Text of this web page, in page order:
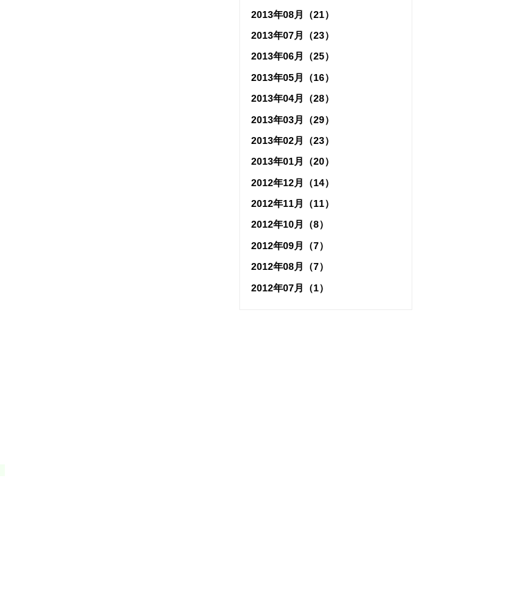
2013年08月（21）
2013年07月（23）
2013年06月（25）
2013年05月（16）
2013年04月（28）
2013年03月（29）
2013年02月（23）
2013年01月（20）
2012年12月（14）
2012年11月（11）
2012年10月（8）
2012年09月（7）
2012年08月（7）
2012年07月（1）